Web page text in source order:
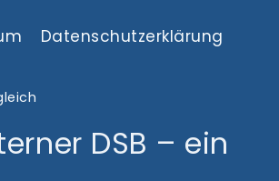
Datenschutzerklärung
DSB – ein